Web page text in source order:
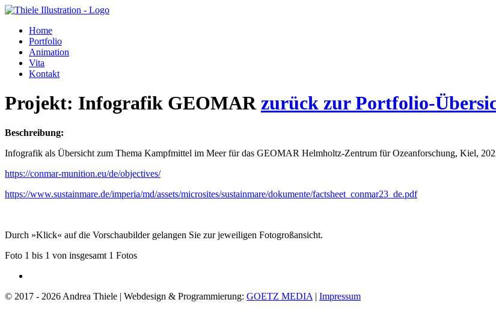
Home
Portfolio
Animation
Vita
Kontakt
Projekt: Infografik GEOMARzurück zur Portfolio-
Beschreibung:
Infografik als Übersicht zum Thema Kampfmittel im Meer für das GEOMAR Helmholtz-Zentrum für Ozeanforschung, Kiel,
https://conmar-munition.eu/de/objectives/
https://www.sustainmare.de/imperia/md/assets/microsites/sustainmare/dokumente/factsheet_conmar23_de.pdf
Durch »Klick« auf die Vorschaubilder gelangen Sie zur jeweiligen Fotogroßansicht.
Foto 1 bis 1 von insgesamt 1 Fotos
© 2017 - 2026 Andrea Thiele | Webdesign & Programmierung: GOETZ MEDIA | Impressum